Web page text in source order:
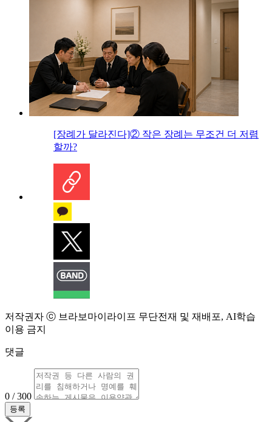
[장례가 달라진다]② 작은 장례는 무조건 더 저렴
할까?
저작권자 ⓒ 브라보마이라이프 무단전재 및 재배포, AI학습
이용 금지
댓글
0 / 300